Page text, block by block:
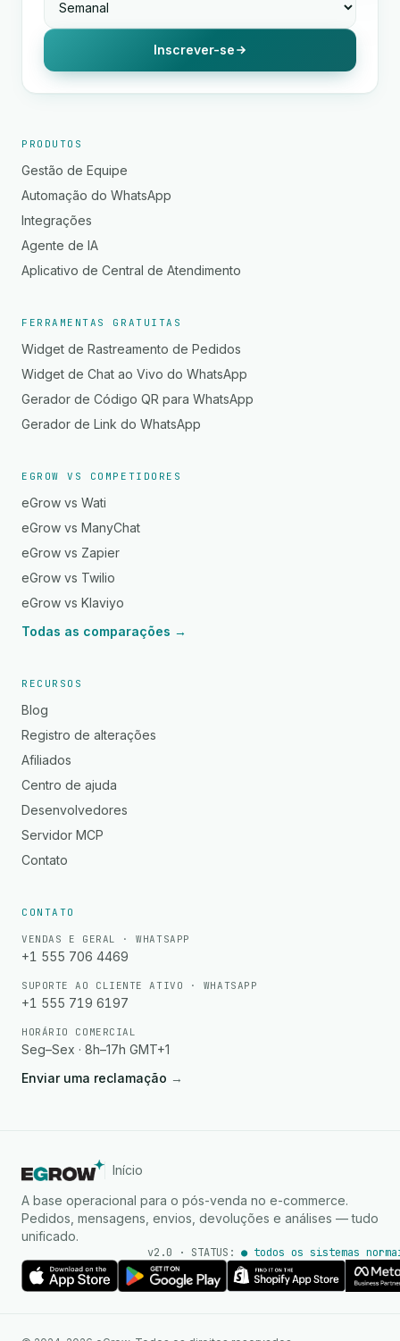
Inscrever-se
PRODUTOS
Gestão de Equipe
Automação do WhatsApp
Integrações
Agente de IA
Aplicativo de Central de Atendimento
FERRAMENTAS GRATUITAS
Widget de Rastreamento de Pedidos
Widget de Chat ao Vivo do WhatsApp
Gerador de Código QR para WhatsApp
Gerador de Link do WhatsApp
EGROW VS COMPETIDORES
eGrow vs Wati
eGrow vs ManyChat
eGrow vs Zapier
eGrow vs Twilio
eGrow vs Klaviyo
Todas as comparações →
RECURSOS
Blog
Registro de alterações
Afiliados
Centro de ajuda
Desenvolvedores
Servidor MCP
Contato
CONTATO
VENDAS E GERAL · WHATSAPP
+1 555 706 4469
SUPORTE AO CLIENTE ATIVO · WHATSAPP
+1 555 719 6197
HORÁRIO COMERCIAL
Seg–Sex · 8h–17h GMT+1
Enviar uma reclamação →
Início
A base operacional para o pós-venda no e-commerce.
Pedidos, mensagens, envios, devoluções e análises — tudo
unificado.
v2.0 · STATUS: ● todos os sistemas